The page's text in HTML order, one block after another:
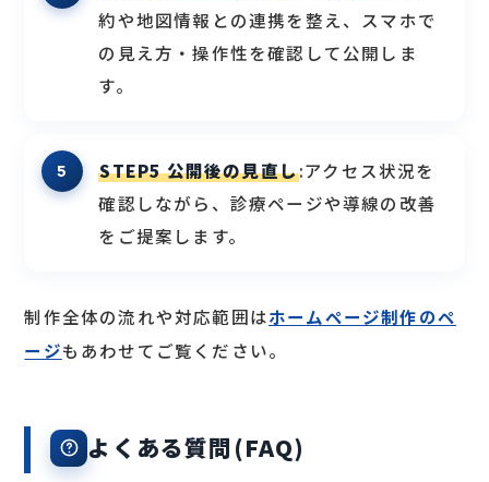
約や地図情報との連携を整え、スマホで
の見え方・操作性を確認して公開しま
す。
STEP5 公開後の見直し:アクセス状況を
確認しながら、診療ページや導線の改善
をご提案します。
制作全体の流れや対応範囲はホームページ制作のペ
ージもあわせてご覧ください。
よくある質問(FAQ)